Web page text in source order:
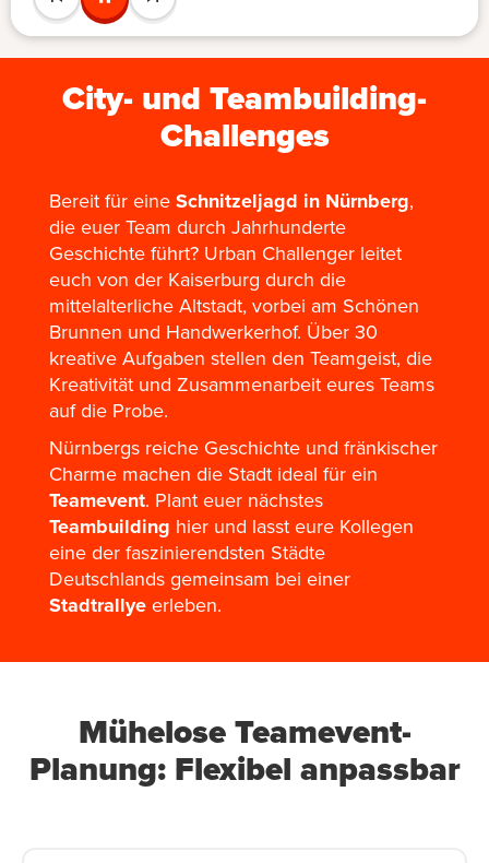
City- und Teambuilding-
Challenges
Bereit für eineSchnitzeljagd in Nürnberg,
die euer Team durch Jahrhunderte
Geschichte führt? Urban Challenger leitet
euch von der Kaiserburg durch die
mittelalterliche Altstadt, vorbei am Schönen
Brunnen und Handwerkerhof. Über 30
kreative Aufgaben stellen den Teamgeist, die
Kreativität und Zusammenarbeit eures Teams
auf die Probe.
Nürnbergs reiche Geschichte und fränkischer
Charme machen die Stadt ideal für ein
Teamevent. Plant euer nächstes
Teambuilding hier und lasst eure Kollegen
eine der faszinierendsten Städte
Deutschlands gemeinsam bei einer
Stadtrallyeerleben.
Mühelose Teamevent-
Planung: Flexibel anpassbar